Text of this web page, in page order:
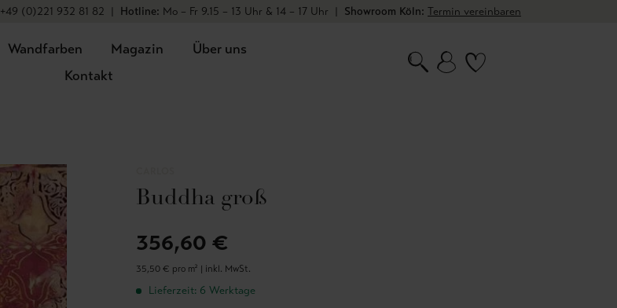
+49 (0)221 932 81 82 | Hotline: Mo – Fr 9.15 – 13 Uhr & 14 – 17 Uhr | Showroom Köln: Termin vereinbaren
Wandfarben Magazin
Über uns
Kontakt
Buddha groß
356,60 €
35,50 € pro m² | inkl. MwSt.
Lieferzeit: 6 Werktage